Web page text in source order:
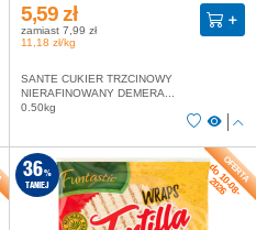
5,59 zł
zamiast 7,99 zł
11,18 zł/kg
SANTE CUKIER TRZCINOWY
NIERAFINOWANY DEMERA...
0.50kg
do 10-08-
2026
36%
TANIEJ